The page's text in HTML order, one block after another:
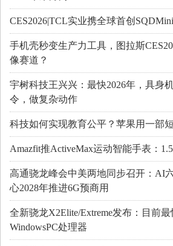
CES2026|TCL实业携全球首创
手机壳秒变生产力工具，图拉斯
像赛道？
宇树科技王兴兴：最快2026年，具身
令，做复杂动作
科技如何实现教育公平？苹果用一部
Amazfit推ActiveMax运动智能手表：
高通骁龙峰会中美两地同步召开：AI
心2028年推进6G预商用
全新骁龙X2Elite/Extreme发布：目前
WindowsPC处理器